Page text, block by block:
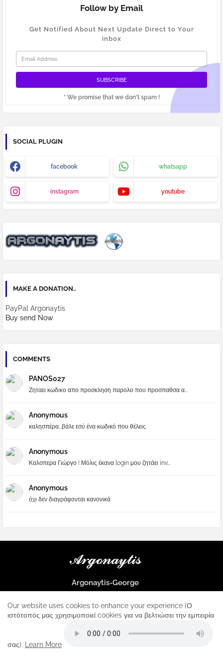
Follow by Email
Get Notified About Next Update Direct to Your
inbox
* We promise that we don't spam !
SOCIAL PLUGIN
facebook whatsapp
instagram youtube
MAKE A DONATION..
PayPal Argonaytis
Buy send Now
COMMENTS
PANOS027
Ζηταει κωδικο απο προσκληση παρολο που προσπαθσα α...
Anonymous
καλησπέρα...βάλε εσύ ένα κωδικό που θέλεις
Anonymous
Καλσπερα Γιώργο ! Μόλις έκανα login μου ζητάει inv...
Anonymous
όχι δεν διαγράφονται κανονικά
Argonaytis-George
μοναδικός σταθμός για κάθε iphone
Home
Our website uses cookies to enhance your experience (Ο
ιστότοπός μας χρησιμοποιεί cookies για να βελτιώσει την εμπειρία
σας). Learn More